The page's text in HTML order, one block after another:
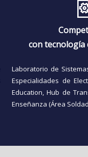
con tecnología
Laboratorio de
Especialidades de
Education, Hub de
Enseñanza (Área